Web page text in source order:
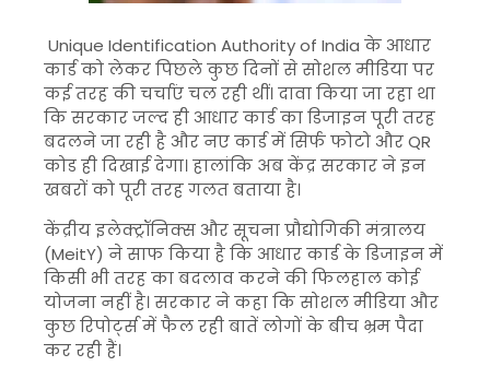
Unique Identification Authority of India के आधार
कार्ड को लेकर पिछले कुछ दिनों से सोशल मीडिया पर
कई तरह की चर्चाएं चल रही थीं। दावा किया जा रहा था
कि सरकार जल्द ही आधार कार्ड का डिजाइन पूरी तरह
बदलने जा रही है और नए कार्ड में सिर्फ फोटो और QR
कोड ही दिखाई देगा। हालांकि अब केंद्र सरकार ने इन
खबरों को पूरी तरह गलत बताया है।
केंद्रीय इलेक्ट्रॉनिक्स और सूचना प्रौद्योगिकी मंत्रालय
(MeitY) ने साफ किया है कि आधार कार्ड के डिजाइन में
किसी भी तरह का बदलाव करने की फिलहाल कोई
योजना नहीं है। सरकार ने कहा कि सोशल मीडिया और
कुछ रिपोर्ट्स में फैल रही बातें लोगों के बीच भ्रम पैदा
कर रही हैं।